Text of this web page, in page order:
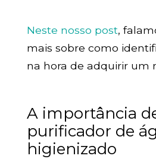
Neste nosso post,
mais sobre como
na hora de adquirir um
A importância
purificador de
higienizado